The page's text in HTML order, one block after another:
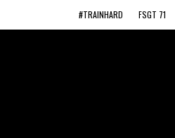
#TRAINHARD FSGT 71